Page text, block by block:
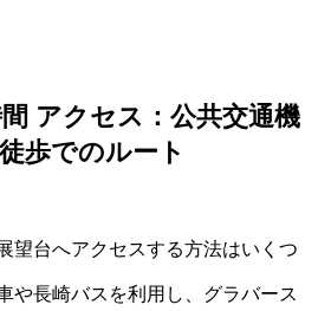
アクセス：公共交通機
歩でのルート
望台へアクセスする方法はいくつ
や長崎バスを利用し、グラバース